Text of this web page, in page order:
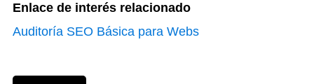
Enlace de interés relacionado
Auditoría SEO Básica para Webs